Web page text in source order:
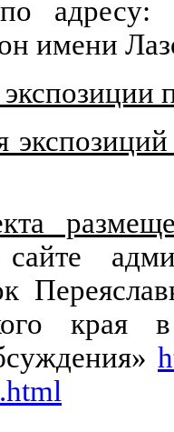
по
имени
края